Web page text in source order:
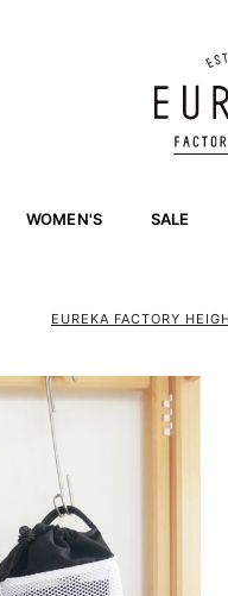
WOMEN'S SALE
EUREKA FACTORY